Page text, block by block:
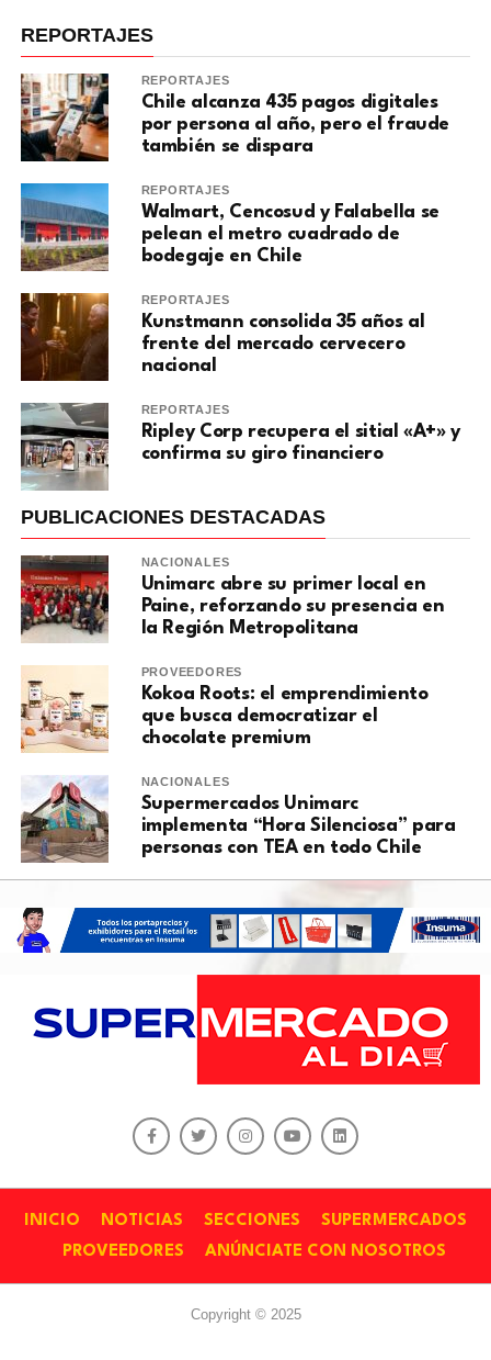
REPORTAJES
REPORTAJES
Chile alcanza 435 pagos digitales
por persona al año, pero el fraude
también se dispara
REPORTAJES
Walmart, Cencosud y Falabella se
pelean el metro cuadrado de
bodegaje en Chile
REPORTAJES
Kunstmann consolida 35 años al
frente del mercado cervecero
nacional
REPORTAJES
Ripley Corp recupera el sitial «A+» y
confirma su giro financiero
PUBLICACIONES DESTACADAS
NACIONALES
Unimarc abre su primer local en
Paine, reforzando su presencia en
la Región Metropolitana
PROVEEDORES
Kokoa Roots: el emprendimiento
que busca democratizar el
chocolate premium
NACIONALES
Supermercados Unimarc
implementa “Hora Silenciosa” para
personas con TEA en todo Chile
INICIO NOTICIAS SECCIONES
SUPERMERCADOS
PROVEEDORES
ANÚNCIATE CON NOSOTROS
Copyright © 2025